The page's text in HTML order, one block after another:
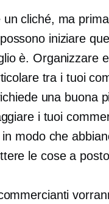
un cliché, ma
iniziare
è. Organizzare
tra i tuoi
una buona
i tuoi
modo che
le cose a